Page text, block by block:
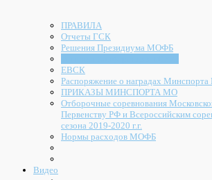
ПРАВИЛА
Отчеты ГСК
Решения Президиума МОФБ
ЕВСК
Распоряжение о наградах
ПРИКАЗЫ МИНСПОРТА МО
Отборочные соревнования
Первенству РФ и Всероссийским
сезона 2019-2020 г.г.
Нормы расходов МОФБ
Видео